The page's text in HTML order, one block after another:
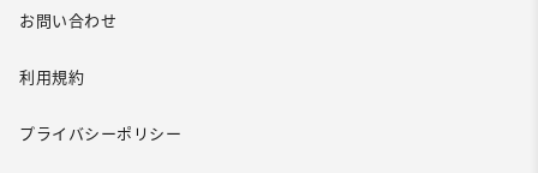
お問い合わせ
利用規約
プライバシーポリシー